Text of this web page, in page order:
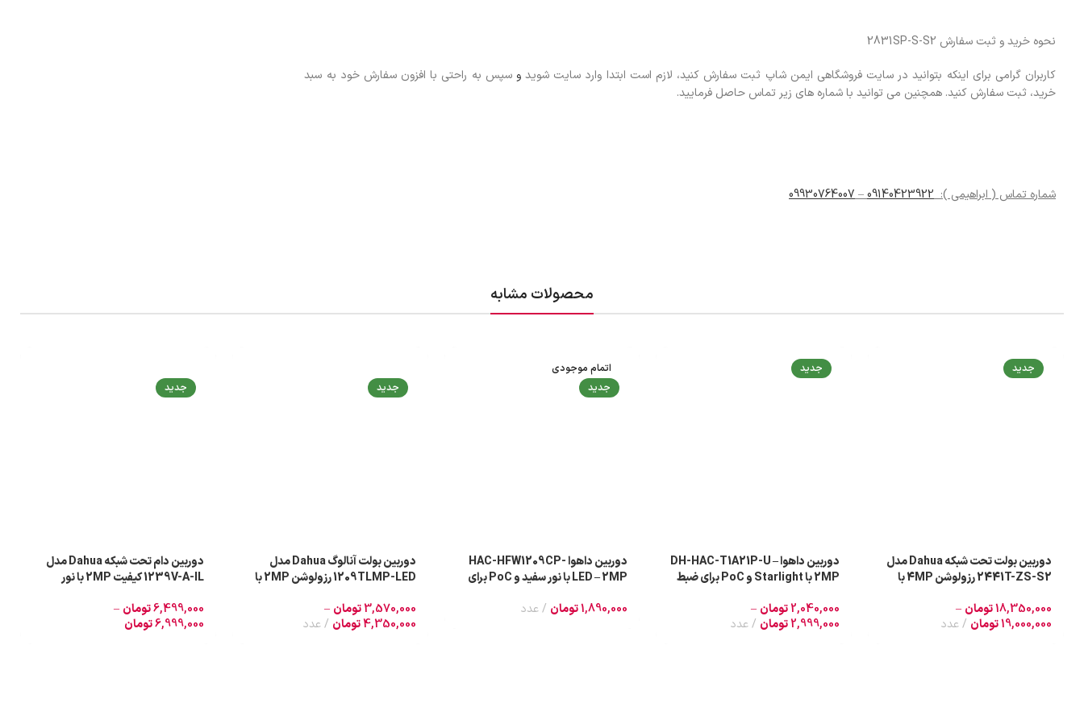
نحوه خرید و ثبت سفارش 2831SP-S-S2
کاربران گرامی برای اینکه بتوانید در سایت فروشگاهی ایمن شاپ ثبت سفارش کنید، لازم است ابتدا وارد سایت شویدو سپس به راحتی با افزون سفارش خود به سبد
خرید، ثبت سفارش کنید. همچنین می توانید با شماره های زیر تماس حاصل فرمایید.
شماره تماس ( ابراهیمی ):09140423922
–
09930764007
محصولات مشابه
جدید
دوربین بولت تحت شبکه Dahua مدل
2441T-ZS-S2 رزولوشن 4MP با
18,350,000تومان –
19,000,000تومان عدد
جدید
دوربین داهوا DH-HAC-T1A21P-U –
2MP با Starlight و PoC برای ضبط
2,040,000تومان –
2,999,000تومان عدد
اتمام موجودی
جدید
دوربین داهوا HAC-HFW1209CP-
LED – 2MP با نور سفید و PoC برای
1,890,000تومان عدد
جدید
دوربین بولت آنالوگ Dahua مدل
1209TLMP-LED رزولوشن 2MP با
3,570,000تومان –
4,350,000تومان عدد
جدید
دوربین دام تحت شبکه Dahua مدل
1239V-A-IL کیفیت 2MP با نور
6,499,000تومان –
6,999,000تومان